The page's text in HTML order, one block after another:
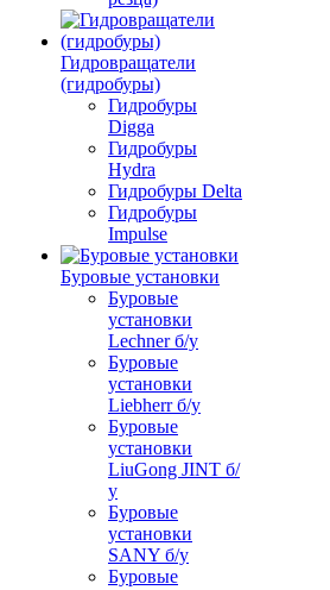
Гидровращатели
(гидробуры)
Гидробуры
Digga
Гидробуры
Hydra
Гидробуры Delta
Гидробуры
Impulse
Буровые установки
Буровые
установки
Lechner б/у
Буровые
установки
Liebherr б/у
Буровые
установки
LiuGong JINT б/
у
Буровые
установки
SANY б/у
Буровые